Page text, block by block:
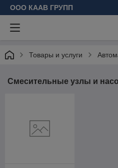
ООО КААВ ГРУПП
Товары и услуги
Смесительные узлы и